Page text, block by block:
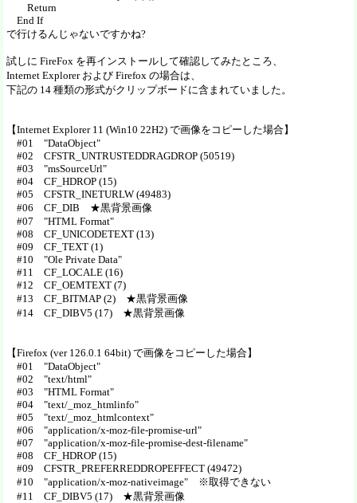
Return
End If
で行けるんじゃないですかね?
試しに FireFox を再インストールして確認してみたところ、
Internet Explorer および Firefox の場合は、
下記の 14 種類の形式がクリップボードに含まれていました。
【Internet Explorer 11 (Win10 22H2) で画像をコピーした場合】
#01 "DataObject"
#02 CFSTR_UNTRUSTEDDRAGDROP (50519)
#03 "msSourceUrl"
#04 CF_HDROP (15)
#05 CFSTR_INETURLW (49483)
#06 CF_DIB ★黒背景画像
#07 "HTML Format"
#08 CF_UNICODETEXT (13)
#09 CF_TEXT (1)
#10 "Ole Private Data"
#11 CF_LOCALE (16)
#12 CF_OEMTEXT (7)
#13 CF_BITMAP (2) ★黒背景画像
#14 CF_DIBV5 (17) ★黒背景画像
【Firefox (ver 126.0.1 64bit) で画像をコピーした場合】
#01 "DataObject"
#02 "text/html"
#03 "HTML Format"
#04 "text/_moz_htmlinfo"
#05 "text/_moz_htmlcontext"
#06 "application/x-moz-file-promise-url"
#07 "application/x-moz-file-promise-dest-filename"
#08 CF_HDROP (15)
#09 CFSTR_PREFERREDDROPEFFECT (49472)
#10 "application/x-moz-nativeimage" ※取得できない
#11 CF_DIBV5 (17) ★黒背景画像